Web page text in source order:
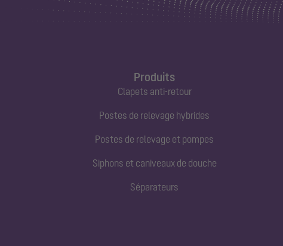
Produits
Clapets anti-retour
Postes de relevage hybrides
Postes de relevage et pompes
Siphons et caniveaux de douche
Séparateurs